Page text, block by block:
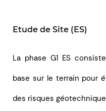
Etude de Site (ES)
La phase G1 ES
base sur le terrain pour
des risques